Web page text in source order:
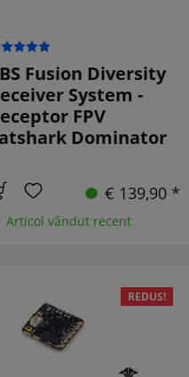
Fusion Diversity
System -
FPV
Dominator
€ 139,90 *
Articol vândut recent
REDUS!